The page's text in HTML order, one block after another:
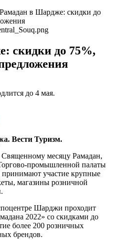
Рамадан в Шардже: скидки до
скидки до 75%,
до 4 мая.
Вести Туризм.
месяцу Рамадан,
промышленной палаты
участие крупные
магазины розничной
Шарджи проходит
2022» со скидками до
более 200 розничных
брендов.